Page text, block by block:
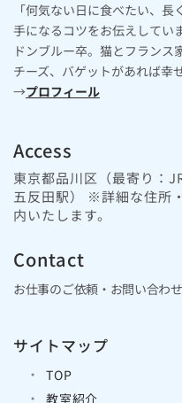
「何気ない日に食べたい、
手になるコツをお伝えしてい
ドンブルー卒。猫とフランス
チーズ、バゲットがあれば幸
→プロフィール
Access
東京都品川区（最寄り：
五反田駅） ※詳細な住所
内いたします。
Contact
お仕事のご依頼・お問い合わ
サイトマップ
TOP
教室紹介